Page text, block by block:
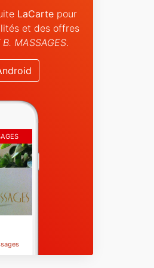
LaCartepour
et des offres
B. MASSAGES.